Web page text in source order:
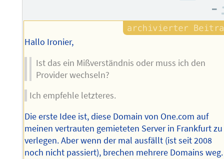
–
Hallo Ironier,
Ist das ein Mißverständnis oder muss ich den
Provider wechseln?
Ich empfehle letzteres.
Die erste Idee ist, diese Domain von One.com auf
meinen vertrauten gemieteten Server in Frankfurt zu
verlegen. Aber wenn der mal ausfällt (ist seit 2008
noch nicht passiert), brechen mehrere Domains weg.